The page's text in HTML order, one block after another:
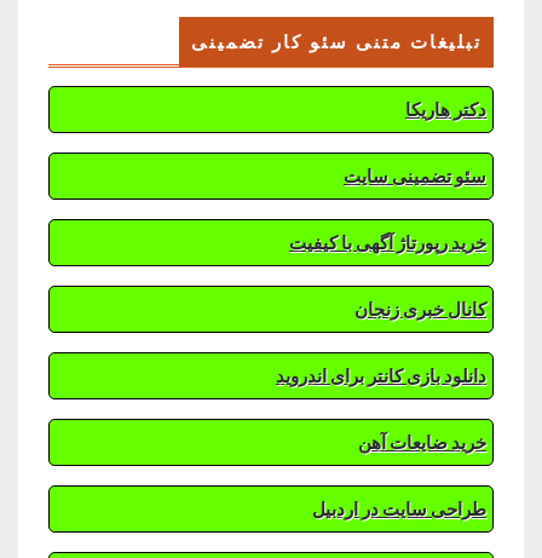
تبلیغات متنی سئو کار تضمینی
دکتر هاریکا
سئو تضمینی سایت
خرید رپورتاژ آگهی با کیفیت
کانال خبری زنجان
دانلود بازی کانتر برای اندروید
خرید ضایعات آهن
طراحی سایت در اردبیل